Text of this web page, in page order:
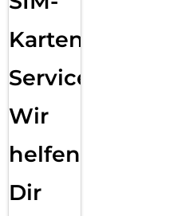
Karten
Service:
Wir
helfen
Dir